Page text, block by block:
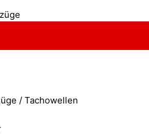
/ Tachowellen